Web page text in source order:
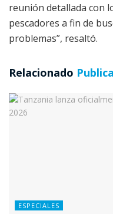
reunión detallada con
pescadores a fin de
problemas”, resaltó.
Relacionado
ESPECIALES